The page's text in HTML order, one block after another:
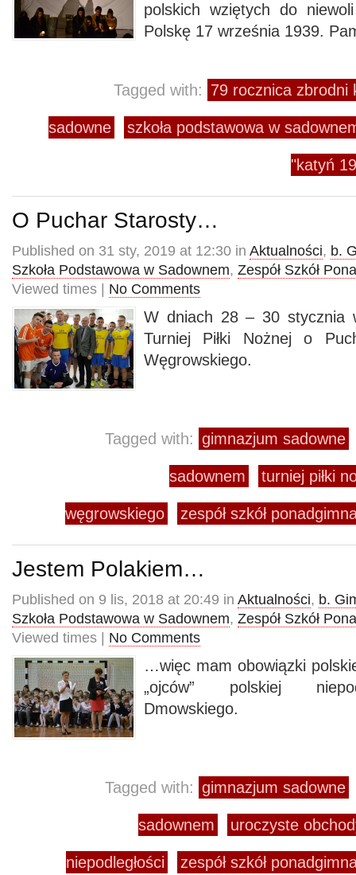
polskich wziętych do
Polskę 17 września 1939.
Tagged with: 79 rocznica zbrodni
sadowne szkoła podstawowa w
"katyń
O Puchar Starosty…
Published on 31 sty, 2019 at 12:30 in Aktualności, b.
Szkoła Podstawowa w Sadownem, Zespół Szkół
Viewed times | No Comments
W dniach 28 – 30 stycznia
Turniej Piłki Nożnej o
Węgrowskiego.
Tagged with: gimnazjum sadowne
sadownem turniej piłki
węgrowskiego zespół szkół
Jestem Polakiem…
Published on 9 lis, 2018 at 20:49 in Aktualności, b.
Szkoła Podstawowa w Sadownem, Zespół Szkół
Viewed times | No Comments
…więc mam obowiązki
„ojców” polskiej
Dmowskiego.
Tagged with: gimnazjum sadowne
sadownem uroczyste
niepodległości zespół szkół